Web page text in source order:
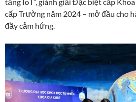
tảng IoT”, giành giải Đặc biệt cấp
cấp Trường năm 2024 – mở đầu cho
đầy cảm hứng.